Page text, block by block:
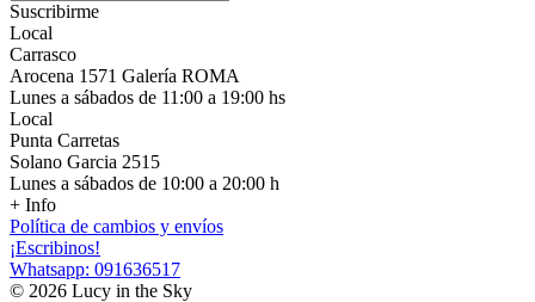
Suscribirme
Local
Carrasco
Arocena 1571 Galería ROMA
Lunes a sábados de 11:00 a 19:00 hs
Local
Punta Carretas
Solano Garcia 2515
Lunes a sábados de 10:00 a 20:00 h
+ Info
Política de cambios y envíos
¡Escribinos!
Whatsapp: 091636517
© 2026 Lucy in the Sky